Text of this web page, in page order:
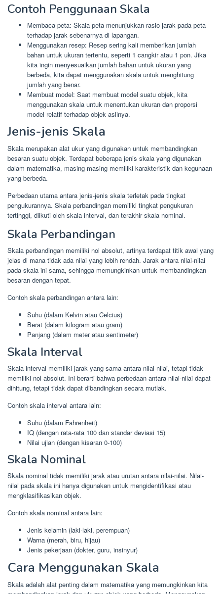
Contoh Penggunaan Skala
Membaca peta: Skala peta menunjukkan rasio jarak pada peta
terhadap jarak sebenarnya di lapangan.
Menggunakan resep: Resep sering kali memberikan jumlah
bahan untuk ukuran tertentu, seperti 1 cangkir atau 1 pon. Jika
kita ingin menyesuaikan jumlah bahan untuk ukuran yang
berbeda, kita dapat menggunakan skala untuk menghitung
jumlah yang benar.
Membuat model: Saat membuat model suatu objek, kita
menggunakan skala untuk menentukan ukuran dan proporsi
model relatif terhadap objek aslinya.
Jenis-jenis Skala
Skala merupakan alat ukur yang digunakan untuk membandingkan
besaran suatu objek. Terdapat beberapa jenis skala yang digunakan
dalam matematika, masing-masing memiliki karakteristik dan kegunaan
yang berbeda.
Perbedaan utama antara jenis-jenis skala terletak pada tingkat
pengukurannya. Skala perbandingan memiliki tingkat pengukuran
tertinggi, diikuti oleh skala interval, dan terakhir skala nominal.
Skala Perbandingan
Skala perbandingan memiliki nol absolut, artinya terdapat titik awal yang
jelas di mana tidak ada nilai yang lebih rendah. Jarak antara nilai-nilai
pada skala ini sama, sehingga memungkinkan untuk membandingkan
besaran dengan tepat.
Contoh skala perbandingan antara lain:
Suhu (dalam Kelvin atau Celcius)
Berat (dalam kilogram atau gram)
Panjang (dalam meter atau sentimeter)
Skala Interval
Skala interval memiliki jarak yang sama antara nilai-nilai, tetapi tidak
memiliki nol absolut. Ini berarti bahwa perbedaan antara nilai-nilai dapat
dihitung, tetapi tidak dapat dibandingkan secara mutlak.
Contoh skala interval antara lain:
Suhu (dalam Fahrenheit)
IQ (dengan rata-rata 100 dan standar deviasi 15)
Nilai ujian (dengan kisaran 0-100)
Skala Nominal
Skala nominal tidak memiliki jarak atau urutan antara nilai-nilai. Nilai-
nilai pada skala ini hanya digunakan untuk mengidentifikasi atau
mengklasifikasikan objek.
Contoh skala nominal antara lain:
Jenis kelamin (laki-laki, perempuan)
Warna (merah, biru, hijau)
Jenis pekerjaan (dokter, guru, insinyur)
Cara Menggunakan Skala
Skala adalah alat penting dalam matematika yang memungkinkan kita